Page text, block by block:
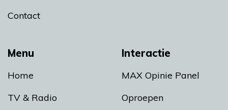
Menu
Home
TV & Radio
Interactie
MAX Opinie Panel
Oproepen
Contact